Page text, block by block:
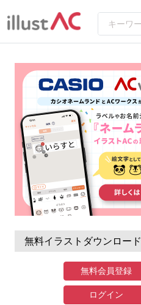
無料イラストダウンロード
無料会員登録
ログイン